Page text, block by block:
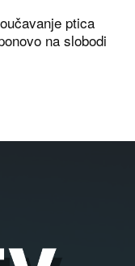
ptica
na slobodi